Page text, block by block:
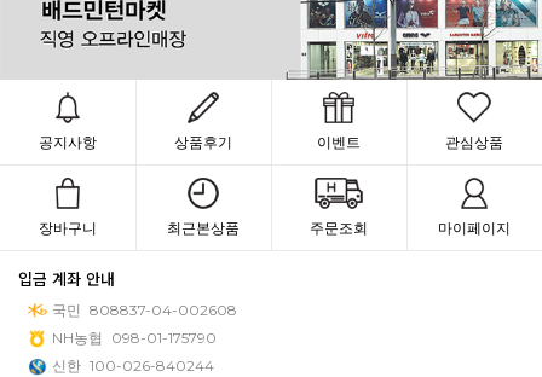
공지사항 상품후기 이벤트 관심상품
장바구니 최근본상품 주문조회 마이페이지
입금 계좌 안내
국민 808837-04-002608
NH농협
098-01-175790
신한 100-026-840244